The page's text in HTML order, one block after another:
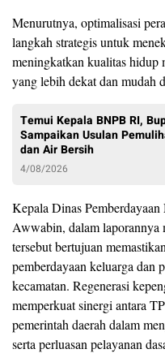
Menurutnya, optimalisasi
langkah strategis untuk
meningkatkan kualitas hidup
yang lebih dekat dan mudah
Temui Kepala BNPB RI,
Sampaikan Usulan
dan Air Bersih
4/08/2026
Kepala Dinas
Awwabin, dalam laporannya
tersebut bertujuan
pemberdayaan keluarga dan
kecamatan. Regenerasi
memperkuat sinergi antara
pemerintah daerah dalam
serta perluasan pelayanan